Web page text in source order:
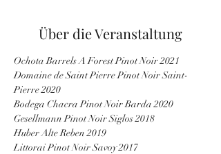
Über die Veranstaltung
Ochota Barrels A Forest Pinot Noir 2021
Domaine de Saint Pierre Pinot Noir Saint-
Pierre 2020
Bodega Chacra Pinot Noir Barda 2020
Gesellmann Pinot Noir Siglos 2018
Huber Alte Reben 2019
Littorai Pinot Noir Savoy 2017